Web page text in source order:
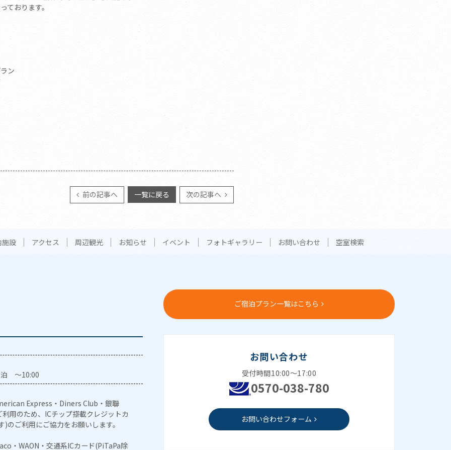
ております。
ン
前の記事へ 一覧に戻る 次の記事へ
施設 アクセス 周辺観光 お知らせ イベント フォトギャラリー お問い合わせ 空室検索
泊 ～10:00
Express・Diners Club・銀聯
用のため、ICチップ搭載クレジットカ
のご利用にご協力をお願いします。
・WAON・交通系ICカード(PiTaPa除
ご宿泊プラン一覧はこちら
お問い合わせ
受付時間10:00～17:00
0570-038-780
お問い合わせフォーム